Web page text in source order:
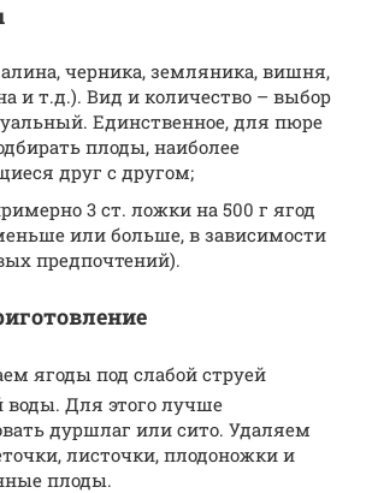
черника, земляника, вишня,
и т.д.). Вид и количество – выбор
Единственное, для пюре
плоды, наиболее
друг с другом;
3 ст. ложки на 500 г ягод
или больше, в зависимости
предпочтений).
ягоды под слабой струей
воды. Для этого лучше
дуршлаг или сито. Удаляем
листочки, плодоножки и
плоды.